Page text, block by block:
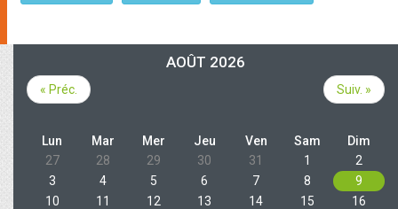
AOÛT 2026
« Préc. Suiv. »
Lun Mar Mer Jeu Ven Sam
Dim
27
28 29 30 31 1
2
3
4 5 6 7 8
9
10
11 12 13 14 15
16